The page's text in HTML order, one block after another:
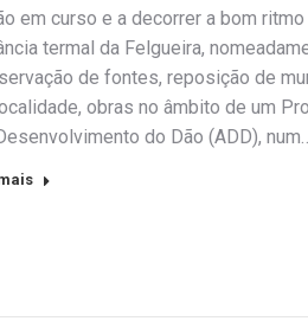
em curso e a decorrer a bom
termal da Felgueira,
de fontes, reposição de
obras no âmbito de um
do Dão (ADD),